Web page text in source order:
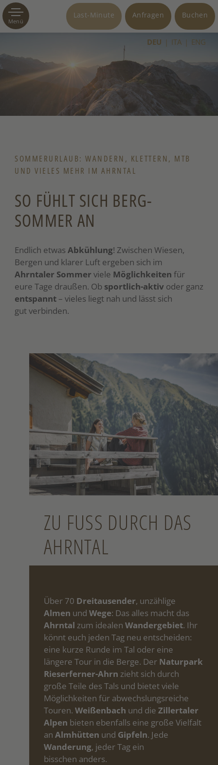
Menü
Buchen
Anfragen
Last-Minute
DEU ITA ENG
SOMMERURLAUB: WANDERN, KLETTERN, MTB
UND VIELES MEHR IM AHRNTAL
SO FÜHLT SICH BERG-
SOMMER AN
Endlich etwas Abkühlung! Zwischen Wiesen,
Bergen und klarer Luft ergeben sich im
Ahrntaler Sommer viele Möglichkeiten für
eure Tage draußen. Ob sportlich-aktiv oder ganz
entspannt – vieles liegt nah und lässt sich
gut verbinden.
ZU FUSS DURCH DAS A
HRNTAL
Über 70 Dreitausender, unzählige
Almen und Wege: Das alles macht das
Ahrntal zum idealen Wandergebiet. Ihr
könnt euch jeden Tag neu entscheiden:
eine kurze Runde im Tal oder eine
längere Tour in die Berge. Der Naturpark
Rieserferner-Ahrn zieht sich durch
große Teile des Tals und bietet viele
Möglichkeiten für abwechslungsreiche
Touren. Weißenbach und die Zillertaler
Alpen bieten ebenfalls eine große Vielfalt
an Almhütten und Gipfeln. Jede
Wanderung, jeder Tag ein
bisschen anders.